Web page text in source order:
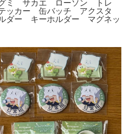
ミ サカエ ローソン トレ
ッカー 缶バッチ アクスタ
ダー キーホルダー マグネッ